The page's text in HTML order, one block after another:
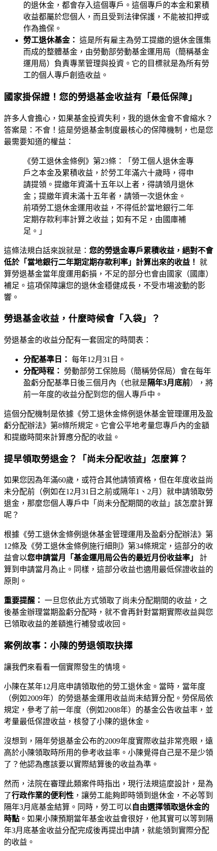
的退休金，都會存入這個專戶。這個專戶的本金和累積
收益都屬於您個人，而且受到法律保護，不能被扣押或
作為擔保。
勞工退休基金： 這是所有雇主為勞工提繳的退休金匯集
而成的整體基金，由勞動部勞動基金運用局（簡稱基金
運用局）負責專業管理與投資。它的目標就是為所有勞
工的個人專戶創造收益。
國家掛保證！您的勞退基金收益有「最低保障」
許多人會擔心，如果基金投資失利，我的退休金會不會縮水？
答案是：不會！這是勞退基金制度最核心的保障機制，也是您
最需要知道的權益：
《勞工退休金條例》第23條：「勞工個人退休金專
戶之本金及累積收益，於勞工年滿六十歲時，得申
請提領。提繳年資滿十五年以上者，得請領月退休
金；提繳年資未滿十五年者，請領一次退休金。
前項勞工退休金運用收益，不得低於當地銀行二年
定期存款利率計算之收益；如有不足，由國庫補
足。」
這條法規白話來說就是： 您的勞退金專戶累積收益，絕對不會
低於「當地銀行二年期定期存款利率」計算出來的收益！ 就
算勞退基金當年度運用虧損，不足的部分也會由國家（國庫）
補足。這項保障讓您的退休金穩健成長，不受市場波動的影
響。
勞退基金收益，什麼時候會「入袋」？
勞退基金的收益分配有一套固定的時間表：
分配基準日： 每年12月31日。
分配時程：
勞動部勞工保險局（簡稱勞保局）會在每年
盈虧分配基準日後三個月內（也就是 隔年3月底前），將
前一年度的收益分配到您的個人專戶中。
這個分配機制是依據《勞工退休金條例退休基金管理運用及盈
虧分配辦法》第8條所規定。它會公平地考量您專戶內的金額
和提繳時間來計算應分配的收益。
提早領取勞退金？「尚未分配收益」怎麼算？
如果您因為年滿60歲，或符合其他請領資格，但在年度收益尚
未分配前（例如在12月31日之前或隔年1、2月）就申請領取勞
退金，那麼您個人專戶中「尚未分配期間的收益」該怎麼計算
呢？
根據《勞工退休金條例退休基金管理運用及盈虧分配辦法》第
12條及《勞工退休金條例施行細則》第34條規定，這部分的收
益會以您申請當月「基金運用局公告的最近月份收益率」
計
算到申請當月為止。同樣，這部分收益也適用最低保證收益的
原則。
重要提醒： 一旦您依此方式領取了尚未分配期間的收益，之
後基金辦理當期盈虧分配時，就不會再針對當期實際收益與您
已領取收益的差額進行補發或收回。
案例故事：小陳的勞退領取抉擇
讓我們來看看一個實際發生的情境。
小陳在某年12月底申請領取他的勞工退休金。當時，當年度
（例如2009年）的勞退基金運用收益尚未結算分配。勞保局依
規定，參考了前一年度（例如2008年）的基金公告收益率，並
考量最低保證收益，核發了小陳的退休金。
沒想到，隔年勞退基金公布的2009年度實際收益非常亮眼，遠
高於小陳領取時所用的參考收益率。小陳覺得自己是不是少領
了？他認為應該要以實際結算後的收益為準。
然而，法院在審理此類案件時指出，現行法規這麼設計，是為
了行政作業的便利性 ，讓勞工能夠即時領到退休金，不必等到
隔年3月底基金結算。同時，勞工可以 自由選擇領取退休金的
時點 。如果小陳預期當年基金收益會很好，他其實可以等到隔
年3月底基金收益分配完成後再提出申請，就能領到實際分配
的收益。